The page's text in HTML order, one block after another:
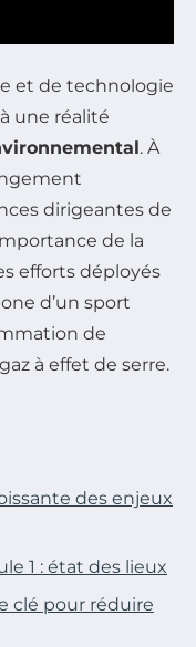
et de technologie
une réalité
. À
dirigeantes de
de la
efforts déployés
d’un sport
de
à effet de serre.
des enjeux
1 : état des lieux
clé pour réduire